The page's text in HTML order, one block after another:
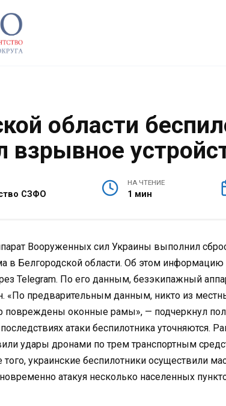
области
взрывное
СЗФО
НА ЧТЕНИЕ
1 мин
Вооруженных сил Украины выполнил
в Белгородской области. Об этом информацию
Telegram. По его данным, безэкипажный
«По предварительным данным, никто из
повреждены оконные рамы», — подчеркнул
атаки беспилотника уточняются.
удары дронами по трем транспортным
того, украинские беспилотники осуществили
атакуя несколько населенных